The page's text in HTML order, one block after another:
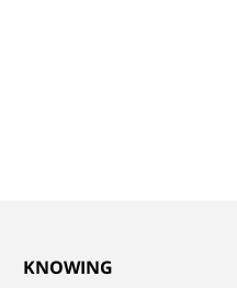
KNOWING